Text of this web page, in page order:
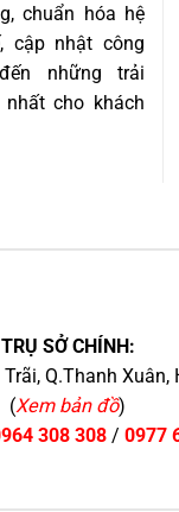
chuẩn hóa hệ
cập nhật công
những trải
cho khách
TRỤ SỞ CHÍNH:
Q.Thanh Xuân,
(Xem bản đồ)
308 308/ 0977